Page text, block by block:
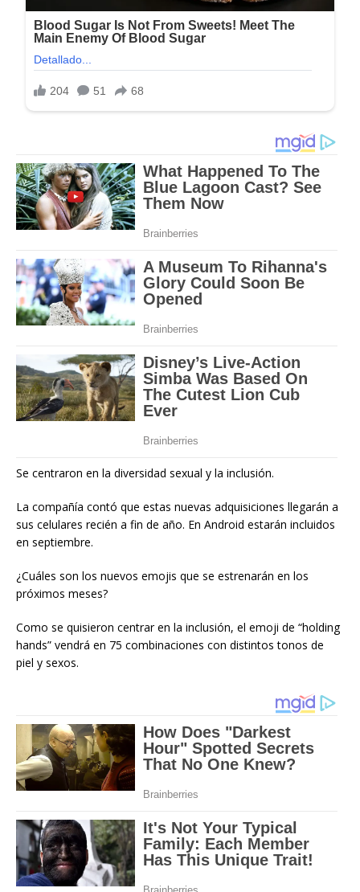
Se centraron en la diversidad sexual y la inclusión.
La compañía contó que estas nuevas adquisiciones llegarán a
sus celulares recién a fin de año. En Android estarán incluidos
en septiembre.
¿Cuáles son los nuevos emojis que se estrenarán en los
próximos meses?
Como se quisieron centrar en la inclusión, el emoji de “holding
hands” vendrá en 75 combinaciones con distintos tonos de
piel y sexos.